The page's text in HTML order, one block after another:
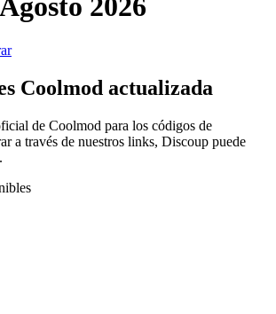
2026
Coolmod actualizada
de Coolmod para los códigos de
a través de nuestros links, Discoup puede